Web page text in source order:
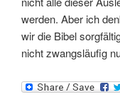
werden. Aber ich
wir die Bibel
nicht zwangsläufig